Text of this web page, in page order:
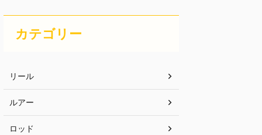
カテゴリー
リール
ルアー
ロッド